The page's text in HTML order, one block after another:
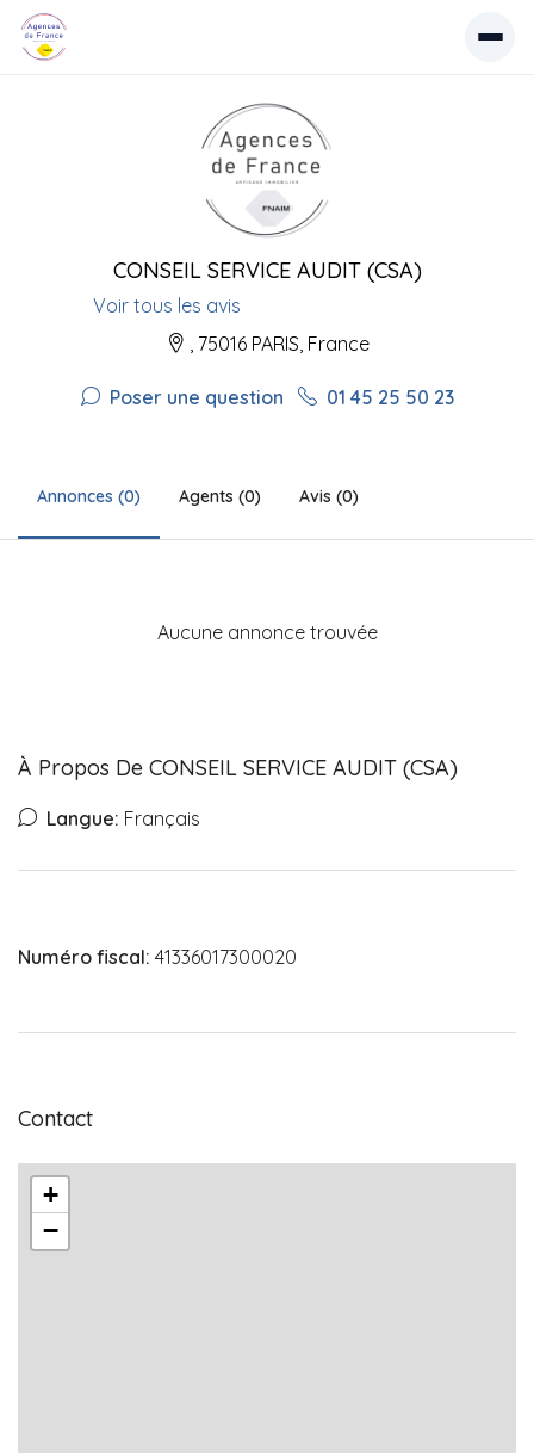
CONSEIL SERVICE AUDIT (CSA)
Voir tous les avis
, 75016 PARIS, France
Poser une question 01 45 25 50 23
Annonces (0) Agents (0) Avis (0)
Aucune annonce trouvée
À Propos De CONSEIL SERVICE AUDIT (CSA)
Langue: Français
Numéro fiscal: 41336017300020
Contact
+
−